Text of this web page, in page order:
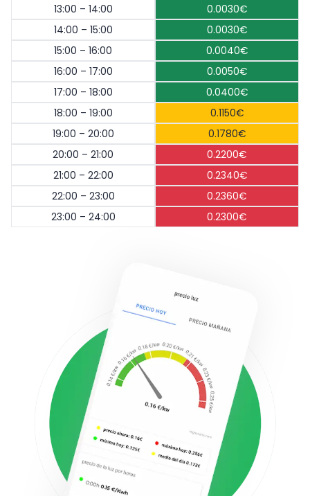
13:00 – 14:00
0.0030€
14:00 – 15:00
0.0030€
15:00 – 16:00
0.0040€
16:00 – 17:00
0.0050€
17:00 – 18:00
0.0400€
18:00 – 19:00
0.1150€
19:00 – 20:00
0.1780€
20:00 – 21:00
0.2200€
21:00 – 22:00
0.2340€
22:00 – 23:00
0.2360€
23:00 – 24:00
0.2300€